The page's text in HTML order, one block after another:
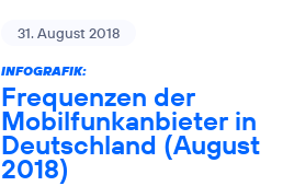
31. August 2018
INFOGRAFIK:
Frequenzen der
Mobilfunkanbieter in
Deutschland (August
2018)